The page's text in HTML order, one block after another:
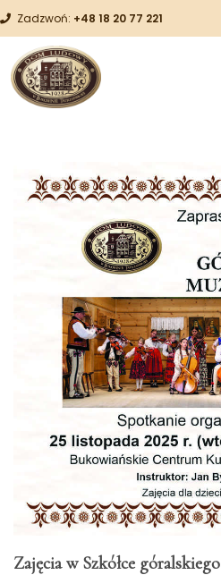
Zadzwoń: +48 18 20 77 221
Zajęcia w Szkółce